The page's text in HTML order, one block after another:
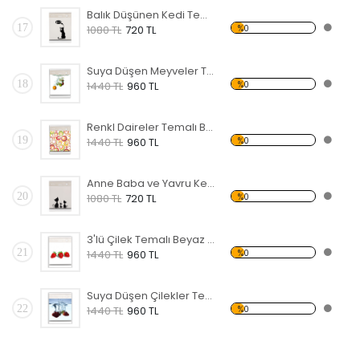
17
Balık Düşünen Kedi Temalı Beyaz Eşya Sticker
1080 TL 720 TL %0
18
Suya Düşen Meyveler Temalı Beyaz Eşya Sticker
1440 TL 960 TL %0
19
Renkl Daireler Temalı Beyaz Eşya Sticker
1440 TL 960 TL %0
20
Anne Baba ve Yavru Kedi Ailesi Temalı Beyaz Eşya Sticker
1080 TL 720 TL %0
21
3'lü Çilek Temalı Beyaz Eşya Sticker
1440 TL 960 TL %0
22
Suya Düşen Çilekler Temalı Beyaz Eşya Sticker
1440 TL 960 TL %0